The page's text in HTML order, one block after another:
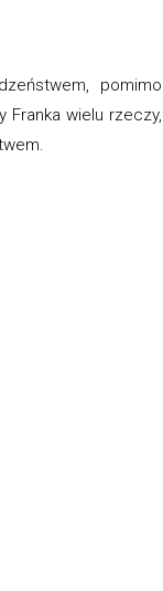
pomimo
Franka wielu rzeczy,